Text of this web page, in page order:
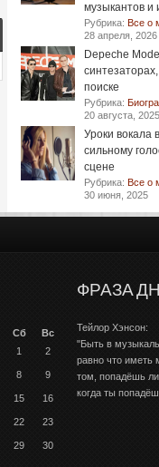
музыкантов и
Рубрика: Все о
28 апреля, 2026
Depeche
поиске
Рубрика:
20 августа, 2025
Уроки вокала
сильному
сцене
Рубрика: Все о
30 июня, 2025
Сб
Вс
1
2
8 9
15 16
22 23
29 30
ФРАЗА
Тейлор Хэнсон:
"Быть в
равно что иметь
том, попадёшь
когда ты